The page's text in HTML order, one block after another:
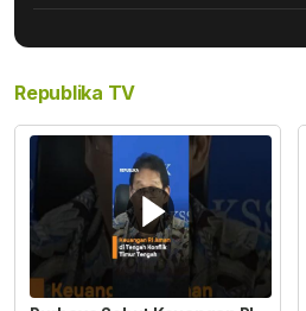
Republika TV